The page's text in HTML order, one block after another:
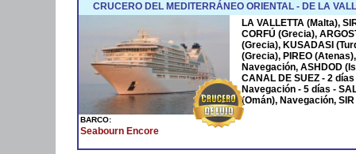
CRUCERO DEL MEDITERRÁNEO ORIENTAL - DE LA
BARCO:
Seabourn Encore
LA VALLETTA (Malta),
CORFÚ (Grecia),
(Grecia), KUSADASI
(Grecia), PIREO
Navegación, ASHDOD
CANAL DE SUEZ - 2
Navegación - 5 días -
(Omán), Navegación,